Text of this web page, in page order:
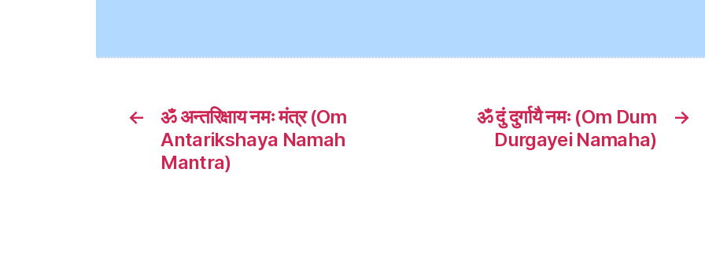
←
ॐ अन्तरिक्षाय नमः मंत्र (Om
Antarikshaya Namah
Mantra)
→
ॐ दुं दुर्गायै नमः (Om Dum
Durgayei Namaha)